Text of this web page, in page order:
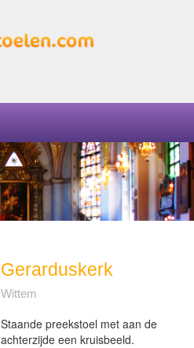
Gerarduskerk
Wittem
Staande preekstoel met aan de
achterzijde een kruisbeeld.